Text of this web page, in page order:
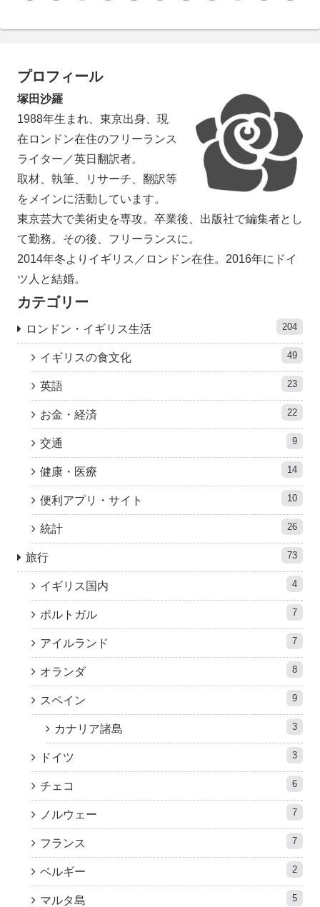
プロフィール
塚田沙羅
1988年生まれ、東京出身、現
在ロンドン在住のフリーランス
ライター／英日翻訳者。
取材、執筆、リサーチ、翻訳等
をメインに活動しています。
東京芸大で美術史を専攻。卒業後、出版社で編集者とし
て勤務。その後、フリーランスに。
2014年冬よりイギリス／ロンドン在住。2016年にドイ
ツ人と結婚。
カテゴリー
ロンドン・イギリス生活 204
イギリスの食文化 49
英語 23
お金・経済 22
交通 9
健康・医療 14
便利アプリ・サイト 10
統計 26
旅行 73
イギリス国内 4
ポルトガル 7
アイルランド 7
オランダ 8
スペイン 9
カナリア諸島 3
ドイツ 3
チェコ 6
ノルウェー 7
フランス 7
ベルギー 2
マルタ島 5